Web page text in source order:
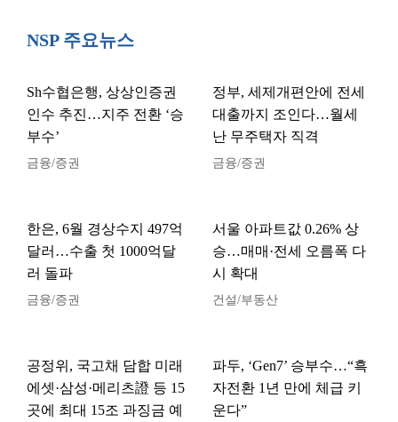
NSP 주요뉴스
Sh수협은행, 상상인증권
인수 추진…지주 전환 ‘승
부수’
금융/증권
정부, 세제개편안에 전세
대출까지 조인다…월세
난 무주택자 직격
금융/증권
한은, 6월 경상수지 497억
달러…수출 첫 1000억달
러 돌파
금융/증권
서울 아파트값 0.26% 상
승…매매·전세 오름폭 다
시 확대
건설/부동산
공정위, 국고채 담합 미래
에셋·삼성·메리츠證 등 15
곳에 최대 15조 과징금 예
파두, ‘Gen7’ 승부수…“흑
자전환 1년 만에 체급 키
운다”